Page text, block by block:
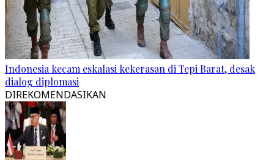
Indonesia kecam eskalasi kekerasan di Tepi Barat, desak
dialog diplomasi
DIREKOMENDASIKAN